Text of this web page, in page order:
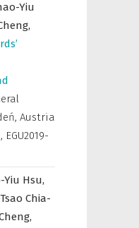
Yiu
Austria
EGU2019-
Yiu Hsu,
Tsao Chia-